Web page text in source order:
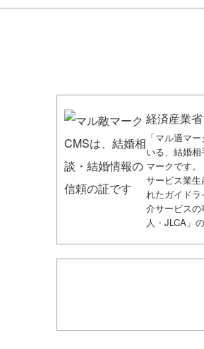
経済産業
「マル適マ
いる、結婚
マークです。
サービス業
れたガイド
介サービス
人・JLCA」